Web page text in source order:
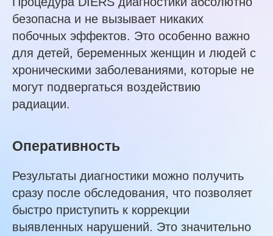
безопасна и не вызывает никаких
побочных эффектов. Это особенно важно
для детей, беременных женщин и людей с
хроническими заболеваниями, которые не
могут подвергаться воздействию
радиации.
Оперативность
Результаты диагностики можно получить
сразу после обследования, что позволяет
быстро приступить к коррекции
выявленных нарушений. Это значительно